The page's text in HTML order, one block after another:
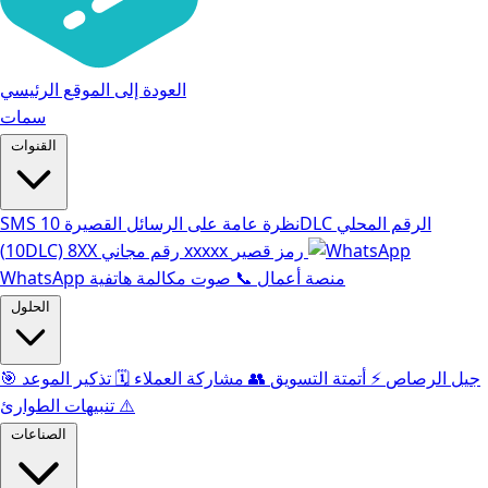
العودة إلى الموقع الرئيسي
سمات
القنوات
SMS نظرة عامة على الرسائل القصيرة10DLC الرقم المحلي
(10DLC)8XX رقم مجاني xxxxx رمز قصير
WhatsApp منصة أعمال 📞 صوت مكالمة هاتفية
الحلول
🎯 جيل الرصاص ⚡️ أتمتة التسويق 👥 مشاركة العملاء 🗓️تذكير الموعد
⚠️ تنبيهات الطوارئ
الصناعات